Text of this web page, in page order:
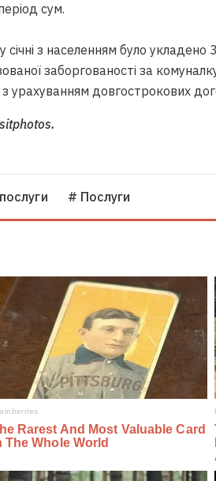
сум.
з населенням було укладено
заборгованості за
урахуванням довгострокових
# Послуги